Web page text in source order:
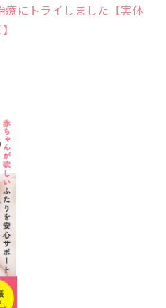
にトライしました【実体